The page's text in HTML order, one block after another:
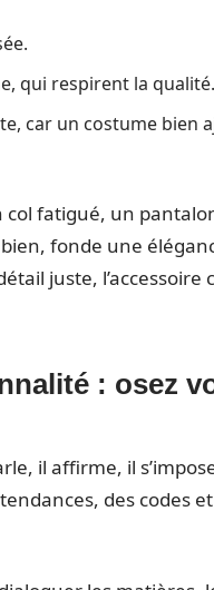
qui respirent la qualité.
car un costume bien
fatigué, un
fonde une
juste,
: osez
il affirme, il
des codes